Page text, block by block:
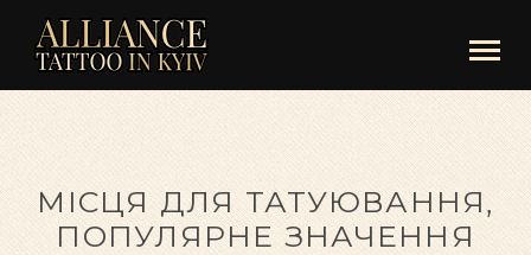
МІСЦЯ ДЛЯ ТАТУЮВАННЯ,
ПОПУЛЯРНЕ ЗНАЧЕННЯ